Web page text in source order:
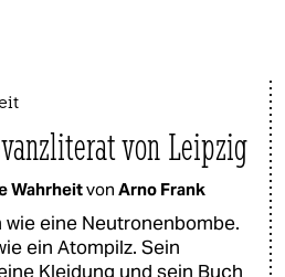
von Leipzig
Wahrheitvon Arno Frank
wie eine Neutronenbombe.
ein Atompilz. Sein
Kleidung und sein Buch